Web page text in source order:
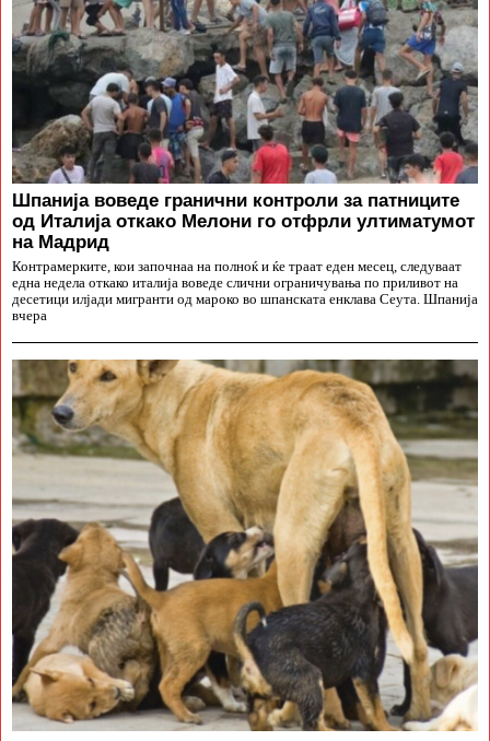
Шпанија воведе гранични контроли за патниците
од Италија откако Мелони го отфрли ултиматумот
на Мадрид
Контрамерките, кои започнаа на полноќ и ќе траат еден месец, следуваат
една недела откако италија воведе слични ограничувања по приливот на
десетици илјади мигранти од мароко во шпанската енклава Сеута. Шпанија
вчера